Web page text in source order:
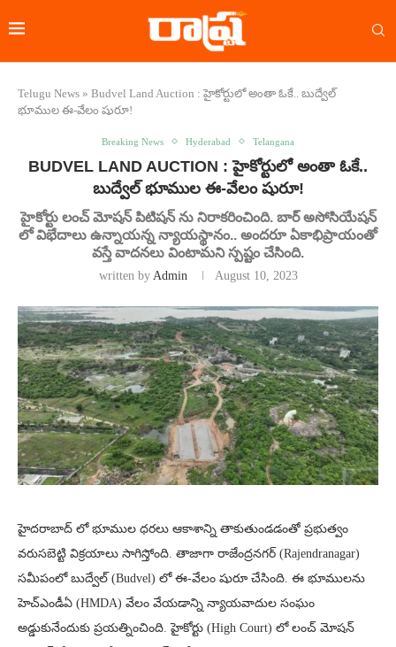
Telugu News » Budvel Land Auction : హైకోర్టులో అంతా ఓకే.. బుద్వేల్
భూముల ఈ-వేలం షురూ!
Breaking News Hyderabad Telangana
BUDVEL LAND AUCTION : హైకోర్టులో అంతా ఓకే..
బుద్వేల్ భూముల ఈ-వేలం షురూ!
హైకోర్టు లంచ్ మోషన్ పిటిషన్ ను నిరాకరించింది. బార్ అసోసియేషన్
లో విభేదాలు ఉన్నాయన్న న్యాయస్థానం.. అందరూ ఏకాభిప్రాయంతో
వస్తే వాదనలు వింటామని స్పష్టం చేసింది.
written by Admin August 10, 2023
హైదరాబాద్ లో భూముల ధరలు ఆకాశాన్ని తాకుతుండడంతో ప్రభుత్వం
వరుసబెట్టి విక్రయాలు సాగిస్తోంది. తాజాగా రాజేంద్రనగర్ (Rajendranagar)
సమీపంలో బుద్వేల్‌ (Budvel) లో ఈ-వేలం షురూ చేసింది. ఈ భూములను
హెచ్ఎండీఏ (HMDA) వేలం వేయడాన్ని న్యాయవాదుల సంఘం
అడ్డుకునేందుకు ప్రయత్నించింది. హైకోర్టు (High Court) లో లంచ్ మోషన్